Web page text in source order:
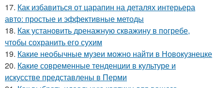
17. Как избавиться от царапин на деталях интерьера
авто: простые и эффективные методы
18. Как установить дренажную скважину в погребе,
чтобы сохранить его сухим
19. Какие необычные музеи можно найти в Новокузнецке
20. Какие современные тенденции в культуре и
искусстве представлены в Перми